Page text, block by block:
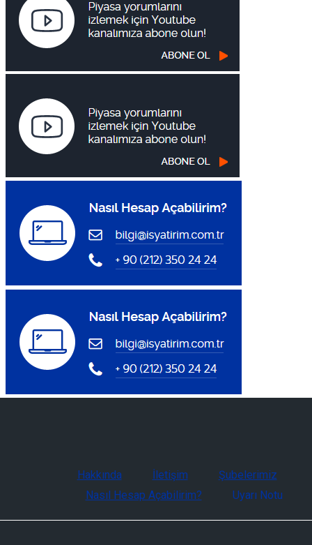
Hakkında İletişim
Şubelerimiz
Nasıl Hesap Açabilirim?
Uyarı Notu